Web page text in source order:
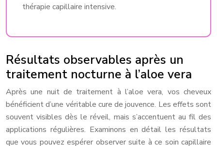
thérapie capillaire intensive.
Résultats observables après un
traitement nocturne à l’aloe vera
Après une nuit de traitement à l’aloe vera, vos cheveux
bénéficient d’une véritable cure de jouvence. Les effets sont
souvent visibles dès le réveil, mais s’accentuent au fil des
applications régulières. Examinons en détail les résultats
que vous pouvez espérer observer suite à ce soin capillaire